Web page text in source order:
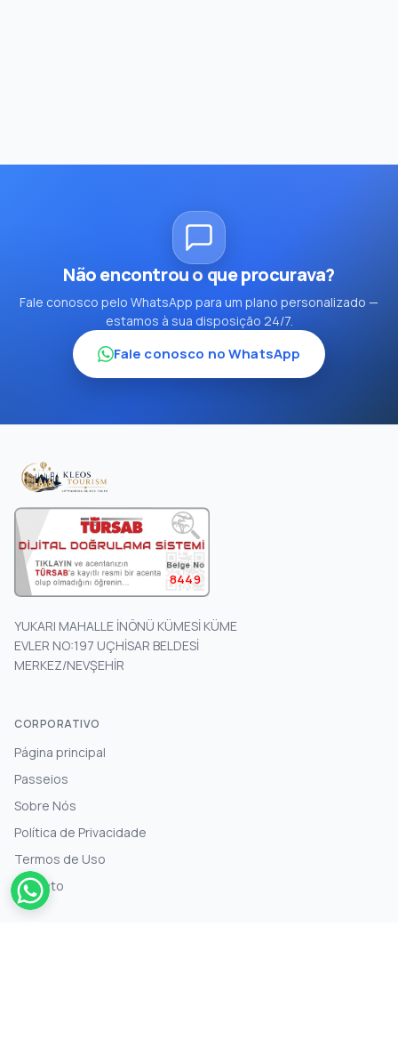
Não encontrou o que procurava?
Fale conosco pelo WhatsApp para um plano personalizado —
estamos à sua disposição 24/7.
Fale conosco no WhatsApp
8449
YUKARI MAHALLE İNÖNÜ KÜMESİ KÜME
EVLER NO:197 UÇHİSAR BELDESİ
MERKEZ/NEVŞEHİR
CORPORATIVO
Página principal
Passeios
Sobre Nós
Política de Privacidade
Termos de Uso
Contato